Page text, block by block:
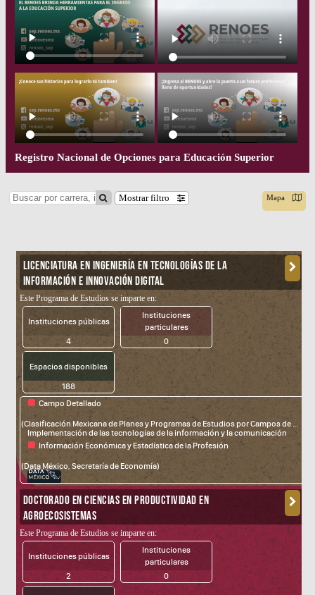
Registro Nacional de Opciones para Educación Superior
Mostrar filtro Mapa
fdsa
LICENCIATURA EN INGENIERÍA EN TECNOLOGÍAS DE LA
INFORMACIÓN E INNOVACIÓN DIGITAL
Este Programa de Estudios se imparte en:
Instituciones públicas
4
Instituciones
particulares
0
Espacios disponibles
188
Campo Detallado
(Clasificación Mexicana de Planes y Programas de Estudios por Campos de Formación Académica)
Implementación de las tecnologías de la información y la comunicación
Información Económica y Estadística de la Profesión
(Data México, Secretaría de Economía)
fdsa
DOCTORADO EN CIENCIAS EN PRODUCTIVIDAD EN
AGROECOSISTEMAS
Este Programa de Estudios se imparte en:
Instituciones públicas
2
Instituciones
particulares
0